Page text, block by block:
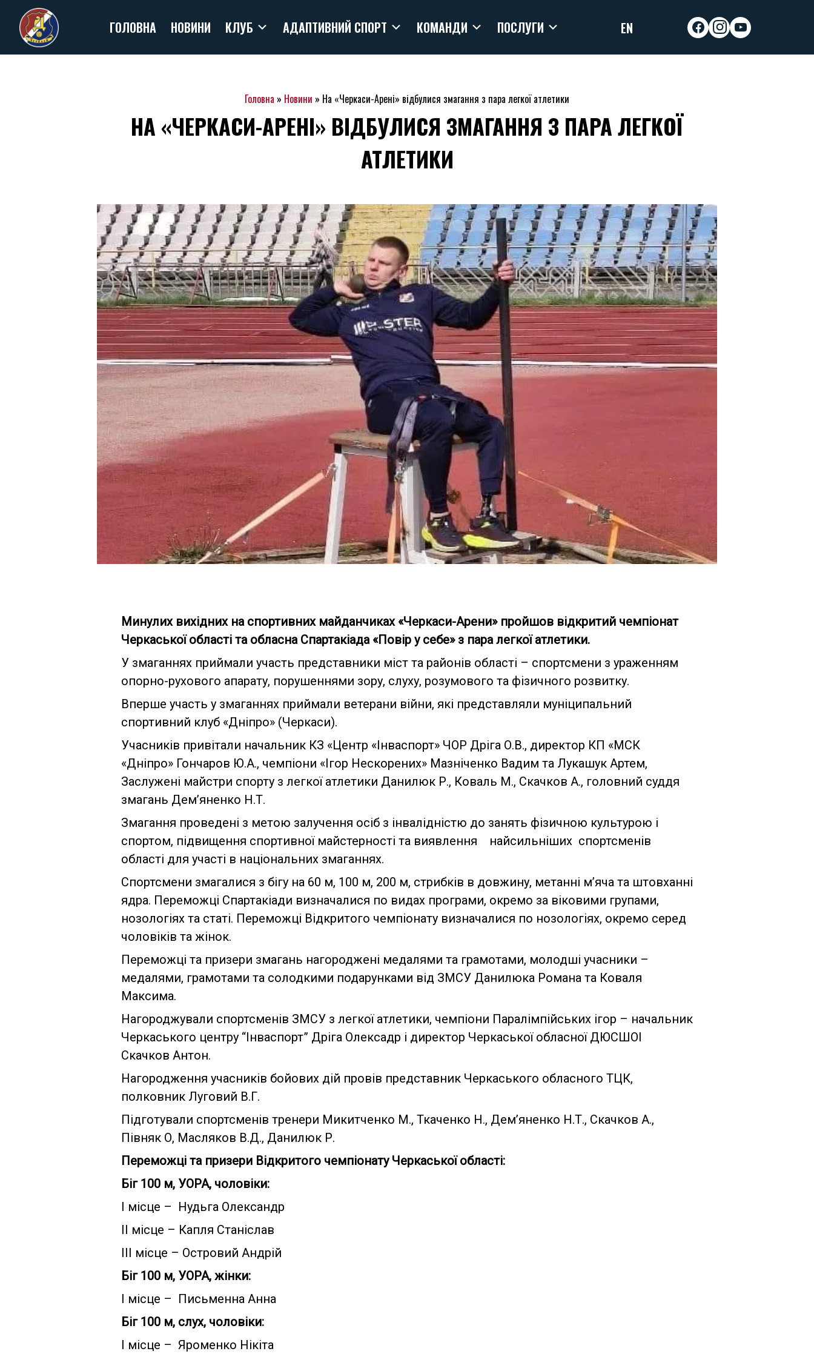
Skip
to
content
ГОЛОВНА НОВИНИ КЛУБ АДАПТИВНИЙ СПОРТ КОМАНДИ ПОСЛУГИ EN facebookinstagram
youtube
Головна » Новини » На «Черкаси-Арені» відбулися змагання з пара легкої атлетики
НА «ЧЕРКАСИ-АРЕНІ» ВІДБУЛИСЯ ЗМАГАННЯ З ПАРА ЛЕГКОЇ
АТЛЕТИКИ
Минулих вихідних на спортивних майданчиках «Черкаси-Арени» пройшов відкритий чемпіонат
Черкаської області та обласна Спартакіада «Повір у себе» з пара легкої атлетики.
У змаганнях приймали участь представники міст та районів області – спортсмени з ураженням
опорно-рухового апарату, порушеннями зору, слуху, розумового та фізичного розвитку.
Вперше участь у змаганнях приймали ветерани війни, які представляли муніципальний
спортивний клуб «Дніпро» (Черкаси).
Учасників привітали начальник КЗ «Центр «Інваспорт» ЧОР Дріга О.В., директор КП «МСК
«Дніпро» Гончаров Ю.А., чемпіони «Ігор Нескорених» Мазніченко Вадим та Лукашук Артем,
Заслужені майстри спорту з легкої атлетики Данилюк Р., Коваль М., Скачков А., головний суддя
змагань Дем’яненко Н.Т.
Змагання проведені з метою залучення осіб з інвалідністю до занять фізичною культурою і
спортом, підвищення спортивної майстерності та виявлення найсильніших спортсменів
області для участі в національних змаганнях.
Спортсмени змагалися з бігу на 60 м, 100 м, 200 м, стрибків в довжину, метанні м’яча та штовханні
ядра. Переможці Спартакіади визначалися по видах програми, окремо за віковими групами,
нозологіях та статі. Переможці Відкритого чемпіонату визначалися по нозологіях, окремо серед
чоловіків та жінок.
Переможці та призери змагань нагороджені медалями та грамотами, молодші учасники –
медалями, грамотами та солодкими подарунками від ЗМСУ Данилюка Романа та Коваля
Максима.
Нагороджували спортсменів ЗМСУ з легкої атлетики, чемпіони Паралімпійських ігор – начальник
Черкаського центру “Інваспорт” Дріга Олексадр і директор Черкаської обласної ДЮСШОІ
Скачков Антон.
Нагородження учасників бойових дій провів представник Черкаського обласного ТЦК,
полковник Луговий В.Г.
Підготували спортсменів тренери Микитченко М., Ткаченко Н., Дем’яненко Н.Т., Скачков А.,
Півняк О, Масляков В.Д., Данилюк Р.
Переможці та призери Відкритого чемпіонату Черкаської області:
Біг 100 м, УОРА, чоловіки:
І місце – Нудьга Олександр
ІІ місце – Капля Станіслав
ІІІ місце – Островий Андрій
Біг 100 м, УОРА, жінки:
І місце – Письменна Анна
Біг 100 м, слух, чоловіки:
І місце – Яроменко Нікіта